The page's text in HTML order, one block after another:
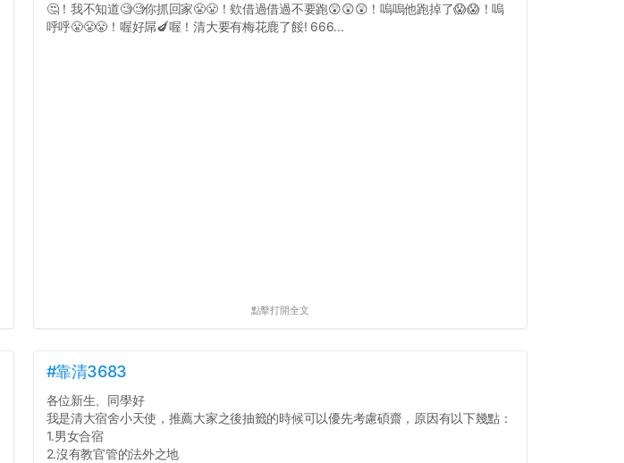
🤔！我不知道🧐🧐你抓回家😤😤！欸借過借過不要跑😲😲😲！嗚嗚他跑掉了😱😱！嗚
呼呼😤😤😤！喔好屌🍆喔！清大要有梅花鹿了餒! 666...
點擊打開全文
#靠清3683
各位新生、同學好
我是清大宿舍小天使，推薦大家之後抽籤的時候可以優先考慮碩齋，原因有以下幾點：
1.男女合宿
2.沒有教官管的法外之地